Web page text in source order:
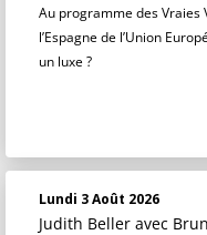
Au programme des Vraies
l’Espagne de l’Union
un luxe ?
Lundi 3 Août 2026
Judith Beller avec